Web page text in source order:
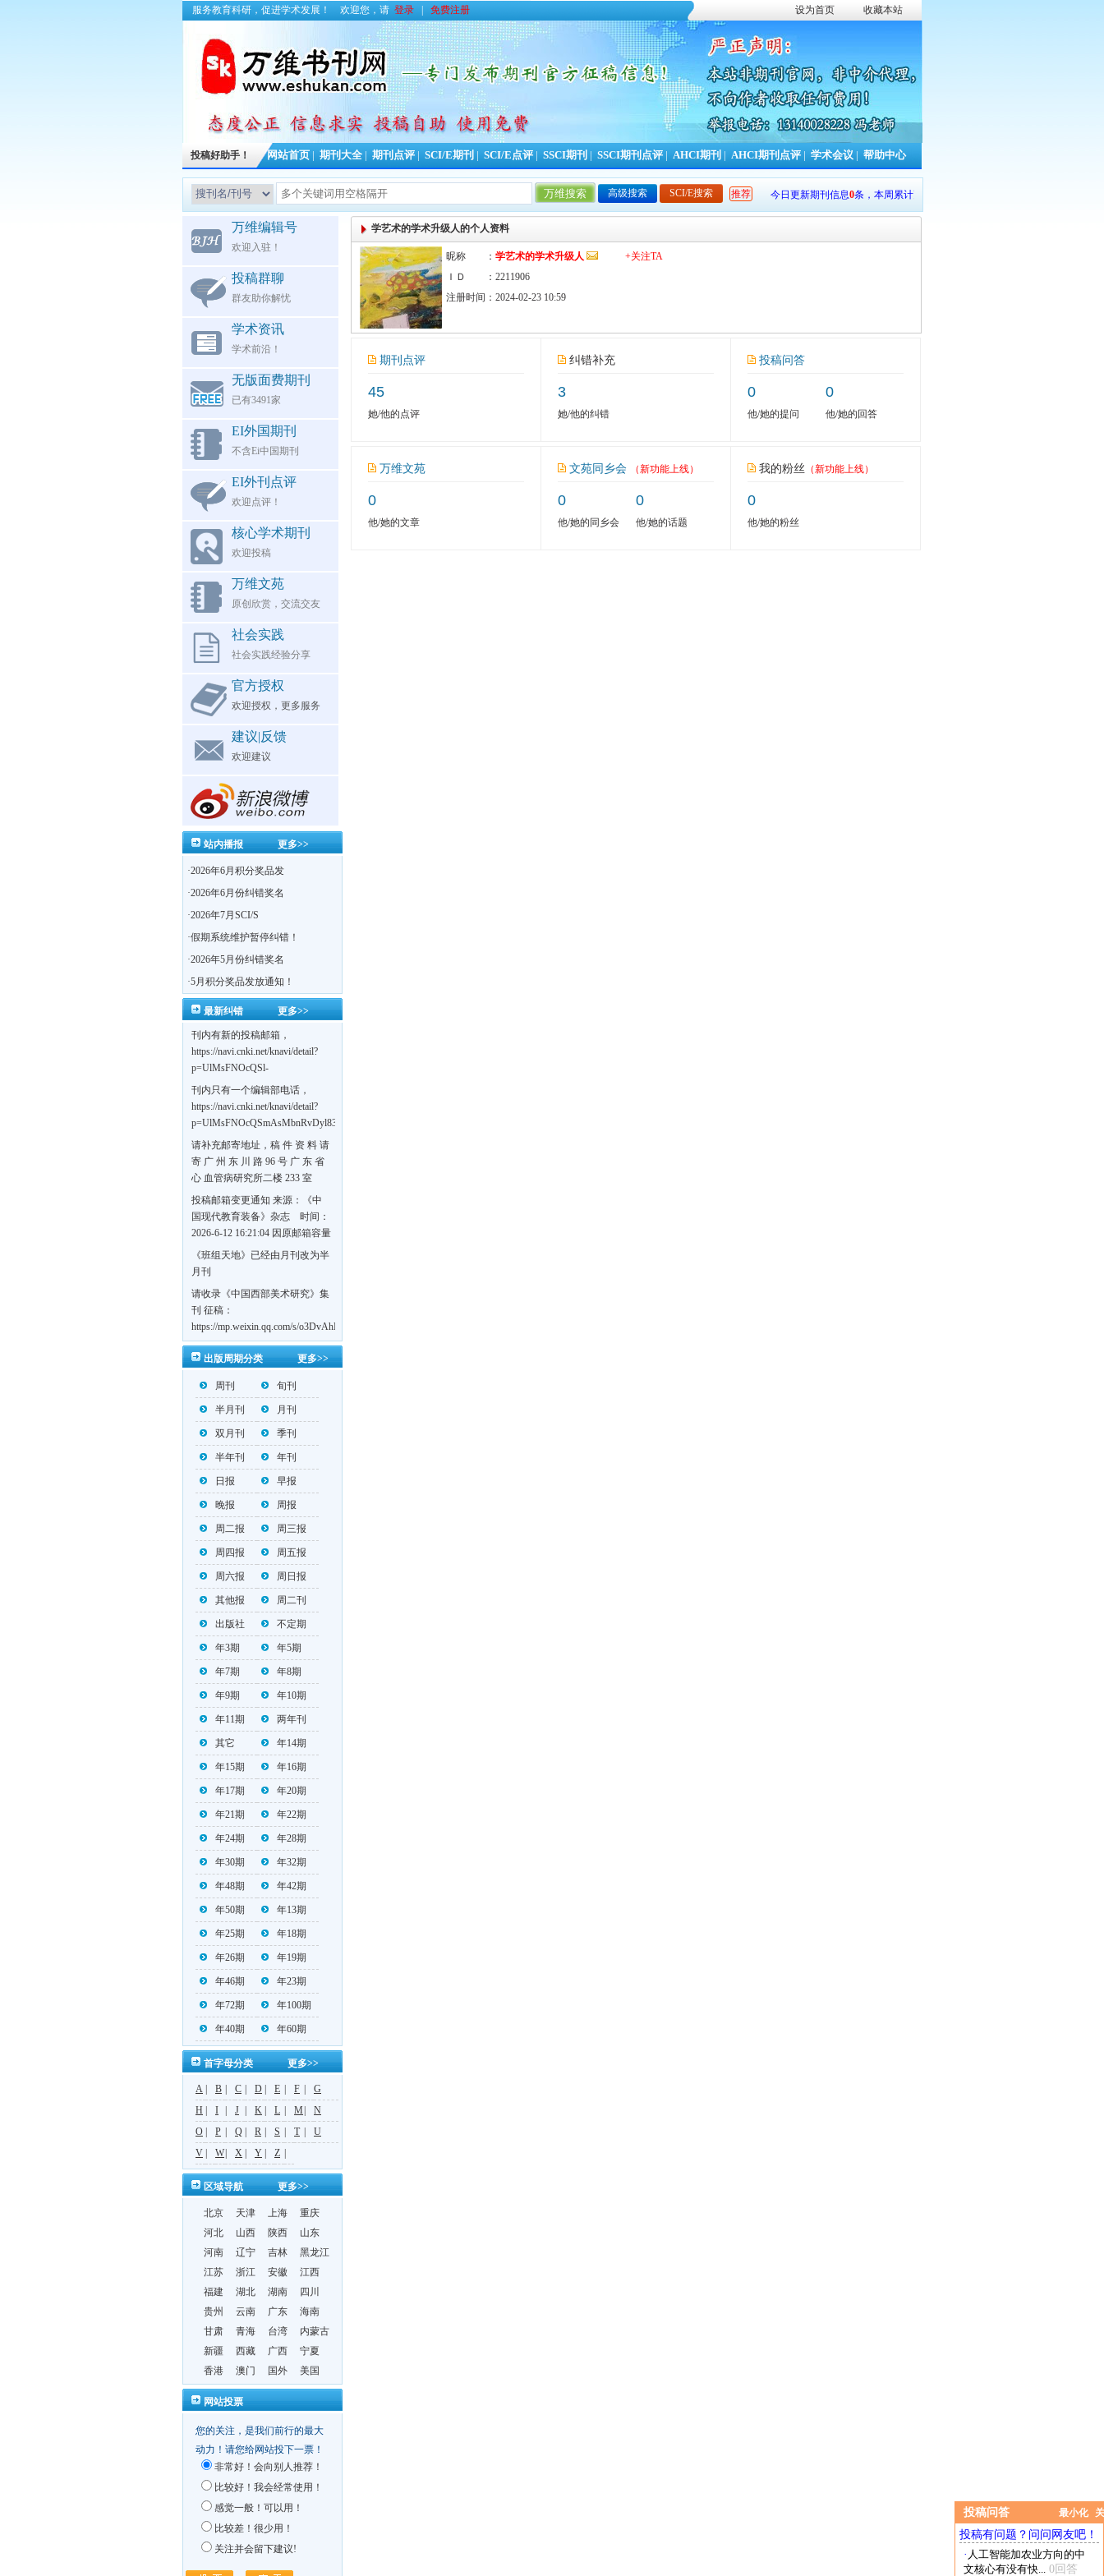
服务教育科研，促进学术发展！ 欢迎您，请 登录 免费注册 设为首页 收藏本站
投稿好助手！ 网站首页 期刊大全 期刊点评 SCI/E期刊 SCI/E点评 SSCI期刊 SSCI期刊点评 AHCI期刊 AHCI期刊点评 学术会议 帮助中心
投稿问答 最小化
投稿有问题？问问网友吧！
· 人工智能加农业方向的中
文核心有没有快... 0回答
高级搜索 SCI/E搜索 推荐今日更新期刊信息 0条，本周累计更新754
万维编辑号
欢迎入驻！
投稿群聊
群友助你解忧
学术资讯
学术前沿！
无版面费期刊
已有3491家
EI外国期刊
不含Ei中国期刊
EI外刊点评
欢迎点评！
核心学术期刊
欢迎投稿
万维文苑
原创欣赏，交流交友
社会实践
社会实践经验分享
官方授权
欢迎授权，更多服务
建议|反馈
欢迎建议
更多>>
站内播报
·2026年6月积分奖品发
·2026年6月份纠错奖名
·2026年7月SCI/S
·假期系统维护暂停纠错！
·2026年5月份纠错奖名
·5月积分奖品发放通知！
更多>>
最新纠错
刊内有新的投稿邮箱，
https://navi.cnki.net/knavi/detail?
p=UlMsFNOcQSl-
yPsJaVdYhI9OTi6szUuOU_NDvPO0K0BoF1ZG1yIhhHZZQwijmL_S4KuQLHto28vdzYsVaYuDyJvL3JD0pympCrz6y6AjEVWucPtHhntZPg==&uniplatform=NZKPT&language=CHS
刊内只有一个编辑部电话，
https://navi.cnki.net/knavi/detail?
p=UlMsFNOcQSmAsMbnRvDyl83fGGu5dcrBYtF-
w7VFJdSWT5tem1RQ5W2sC5HRG-
S8mH75DuljrTVfVeoXxT4L0b-
Yrk7HaGd7C2w5FD7nrnLRR5Q57zsTTQ==&uniplatform=NZKPT&language=CHS
请补充邮寄地址，稿 件 资 料 请
寄 广 州 东 川 路 96 号 广 东 省
心 血管病研究所二楼 233 室
《岭南心血管病杂志》编辑部
收，
https://navi.cnki.net/knavi/detail?
BMxk-
109PkA==&uniplatform=NZKPT&language=CHS
投稿邮箱变更通知 来源：《中
国现代教育装备》杂志 时间：
2026-6-12 16:21:04 因原邮箱容量
有限，自即日起停止使用，我刊
投稿邮箱变更为 高教投稿邮
邮箱：bedu@cmee.net.cn
《班组天地》已经由月刊改为半
月刊
请收录《中国西部美术研究》集
刊 征稿：
https://mp.weixin.qq.com/s/o3DvAhL6jtTS9ASccwcwPQ
第一辑：
https://mp.weixin.qq.com/s/_w2OMIu6Gs1QL0b_JWhZAQ
更多>>
出版周期分类
周刊 旬刊
半月刊 月刊
双月刊 季刊
半年刊 年刊
日报 早报
晚报 周报
周二报 周三报
周四报 周五报
周六报 周日报
其他报 周二刊
出版社 不定期
年3期 年5期
年7期 年8期
年9期 年10期
年11期 两年刊
其它 年14期
年15期 年16期
年17期 年20期
年21期 年22期
年24期 年28期
年30期 年32期
年48期 年42期
年50期 年13期
年25期 年18期
年26期 年19期
年46期 年23期
年72期 年100期
年40期 年60期
更多>>
首字母分类
A B C D E F
G
H
I J K L M
N
O
P Q R S T
U
V
W X Y Z
更多>>
区域导航
北京 天津 上海
重庆
河北
山西 陕西
山东
河南
辽宁 吉林
黑龙江
江苏
浙江 安徽
江西
福建
湖北 湖南
四川
贵州
云南 广东
海南
甘肃
青海 台湾
内蒙古
新疆
西藏 广西
宁夏
香港
澳门 国外 美国
网站投票
您的关注，是我们前行的最大
动力！请您给网站投下一票！
非常好！会向别人推荐！
比较好！我会经常使用！
感觉一般！可以用！
比较差！很少用！
关注并会留下建议!
学艺术的学术升级人的个人资料
昵称 ： 学艺术的学术升级人
+关注TA
ＩＤ ：2211906
注册时间：2024-02-23 10:59
期刊点评
45
她/他的点评
纠错补充
3
她/他的纠错
投稿问答
0
他/她的提问
0
他/她的回答
万维文苑
0
他/她的文章
文苑同乡会 （新功能上线）
0
他/她的同乡会
0
他/她的话题
我的粉丝 （新功能上线）
0
他/她的粉丝